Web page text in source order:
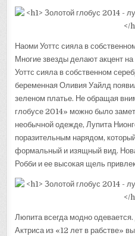
Наоми Уоттс сияла в
Многие звезды делают акцент
Уоттс сияла в собственном
беременная Оливия Уайлд
зеленом платье. Не обращая
глобусе 2014» можно было
необычной одежде, Лупита
поразительным нарядом,
формальный и изящный вид.
Робби и ее высокая щель
Люпита всегда модно
Актриса из «12 лет в рабстве»